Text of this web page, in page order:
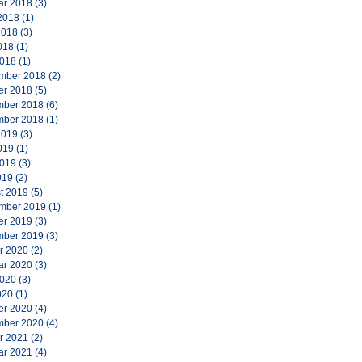
2018 (3)
(1)
(3)
(1)
(1)
2018 (2)
2018 (5)
2018 (6)
2018 (1)
(3)
(1)
(3)
(2)
2019 (5)
2019 (1)
2019 (3)
2019 (3)
2020 (2)
2020 (3)
(3)
(1)
2020 (4)
2020 (4)
2021 (2)
2021 (4)